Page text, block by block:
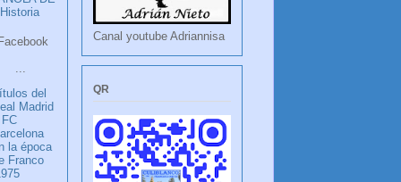
del
Madrid
la época
Franco
Canal youtube Adriannisa
QR